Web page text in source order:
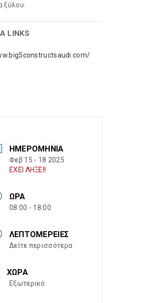
ξύλου.
LINKS
ΗΜΕΡΟΜΗΝΊΑ
Φεβ 15 - 18 2025
ΕΧΕΙ ΛΗΞΕΙ!
ΏΡΑ
08:00 - 18:00
ΛΕΠΤΟΜΈΡΕΙΕΣ
Δείτε περισσότερα
ΧΏΡΑ
Εξωτερικό